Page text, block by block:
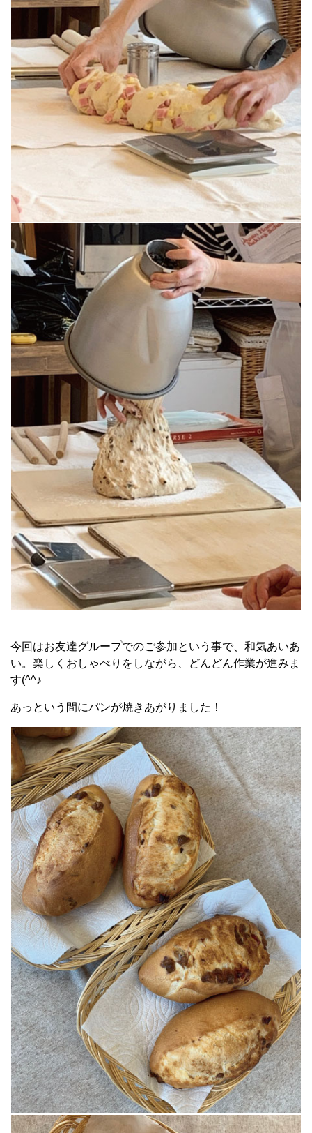
今回はお友達グループでのご参加という事で、和気あいあ
い。楽しくおしゃべりをしながら、どんどん作業が進みま
す(^^♪
あっという間にパンが焼きあがりました！